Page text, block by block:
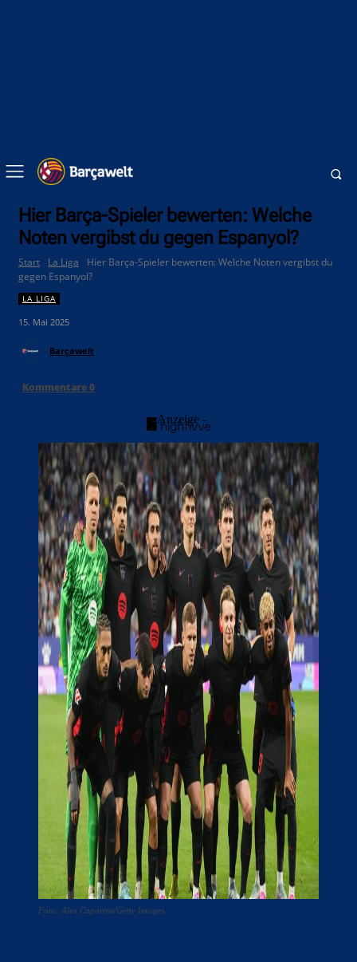
Hier Barça-Spieler bewerten: Welche
Noten vergibst du gegen Espanyol?
Start La Liga
Hier Barça-Spieler bewerten: Welche Noten vergibst du
gegen Espanyol?
LA LIGA
15. Mai 2025
Barçawelt
Kommentare0
- Anzeige -
Foto: Alex Caparros/Getty Images